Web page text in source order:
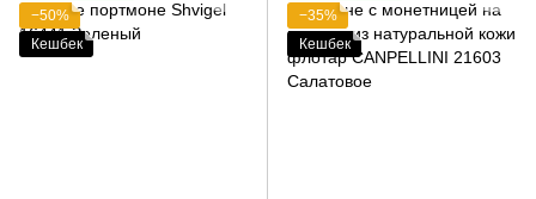
−50%
Кешбек
−35%
Кешбек